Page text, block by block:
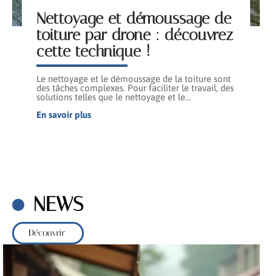
Nettoyage et démoussage de
toiture par drone : découvrez
cette technique !
Le nettoyage et le démoussage de la toiture sont
des tâches complexes. Pour faciliter le travail, des
solutions telles que le nettoyage et le…
En savoir plus
NEWS
Découvrir